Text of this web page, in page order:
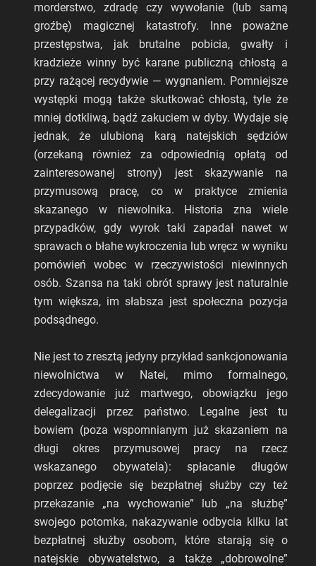
morderstwo, zdradę czy wywołanie (lub samą
groźbę) magicznej katastrofy. Inne poważne
przestępstwa, jak brutalne pobicia, gwałty i
kradzieże winny być karane publiczną chłostą a
przy rażącej recydywie — wygnaniem. Pomniejsze
występki mogą także skutkować chłostą, tyle że
mniej dotkliwą, bądź zakuciem w dyby. Wydaje się
jednak, że ulubioną karą natejskich sędziów
(orzekaną również za odpowiednią opłatą od
zainteresowanej strony) jest skazywanie na
przymusową pracę, co w praktyce zmienia
skazanego w niewolnika. Historia zna wiele
przypadków, gdy wyrok taki zapadał nawet w
sprawach o błahe wykroczenia lub wręcz w wyniku
pomówień wobec w rzeczywistości niewinnych
osób. Szansa na taki obrót sprawy jest naturalnie
tym większa, im słabsza jest społeczna pozycja
podsądnego.
Nie jest to zresztą jedyny przykład sankcjonowania
niewolnictwa w Natei, mimo formalnego,
zdecydowanie już martwego, obowiązku jego
delegalizacji przez państwo. Legalne jest tu
bowiem (poza wspomnianym już skazaniem na
długi okres przymusowej pracy na rzecz
wskazanego obywatela): spłacanie długów
poprzez podjęcie się bezpłatnej służby czy też
przekazanie „na wychowanie” lub „na służbę”
swojego potomka, nakazywanie odbycia kilku lat
bezpłatnej służby osobom, które starają się o
natejskie obywatelstwo, a także „dobrowolne”